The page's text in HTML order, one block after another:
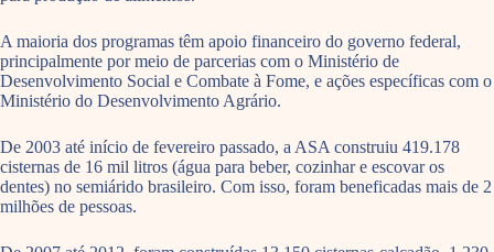
A maioria dos programas têm apoio financeiro do governo federal,
principalmente por meio de parcerias com o Ministério de
Desenvolvimento Social e Combate à Fome, e ações específicas com o
Ministério do Desenvolvimento Agrário.
De 2003 até início de fevereiro passado, a ASA construiu 419.178
cisternas de 16 mil litros (água para beber, cozinhar e escovar os
dentes) no semiárido brasileiro. Com isso, foram beneficadas mais de 2
milhões de pessoas.